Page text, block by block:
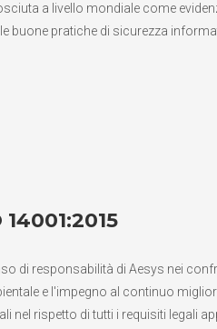
a livello mondiale come
buone pratiche di sicurezza
14001:2015
di responsabilità di Aesys nei
e l'impegno al continuo
nel rispetto di tutti i requisiti legali